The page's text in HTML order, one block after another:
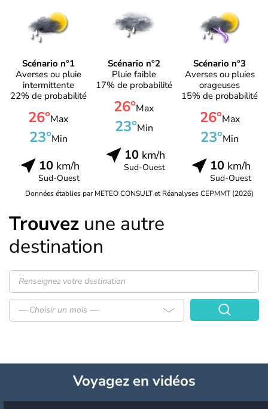
Scénario n°1
Averses ou pluie
intermittente
22% de probabilité
26°Max
23°Min
10km/h
Sud-Ouest
Scénario n°2
Pluie faible
17% de probabilité
26°Max
23°Min
10km/h
Sud-Ouest
Scénario n°3
Averses ou pluies
orageuses
15% de probabilité
26°Max
23°Min
10 km/h
Sud-Ouest
Données établies par METEO CONSULT et Réanalyses CEPMMT (2026)
Trouvez une autre
destination
— Choisir un mois —
Voyagezen vidéos